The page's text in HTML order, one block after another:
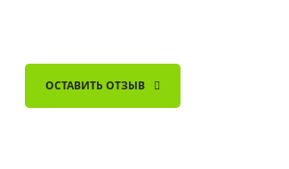
ОСТАВИТЬ ОТЗЫВ